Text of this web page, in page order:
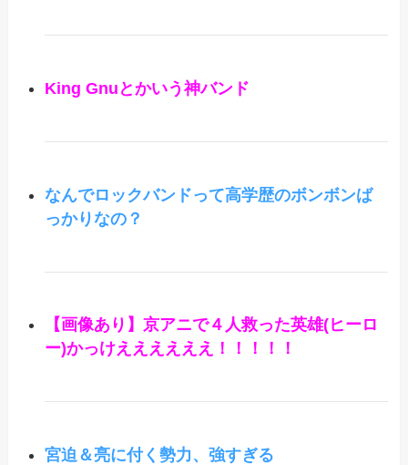
King Gnuとかいう神バンド
なんでロックバンドって高学歴のボンボンば
っかりなの？
【画像あり】京アニで４人救った英雄(ヒーロ
ー)かっけええええええ！！！！！
宮迫＆亮に付く勢力、強すぎる